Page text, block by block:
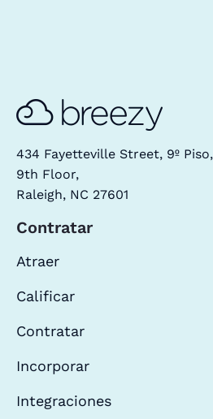
434 Fayetteville Street, 9º Piso,
9th Floor,
Raleigh, NC 27601
Contratar
Atraer
Calificar
Contratar
Incorporar
Integraciones